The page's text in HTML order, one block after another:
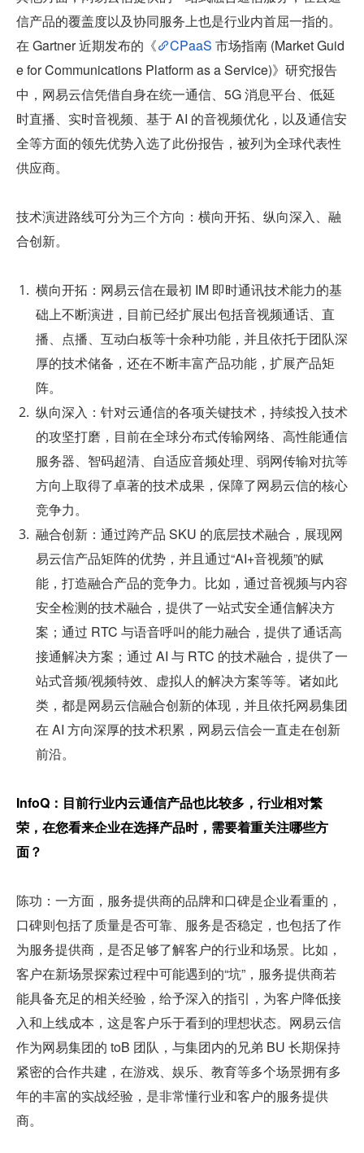
信产品的覆盖度以及协同服务上也是行业内首屈一指的。
在 Gartner 近期发布的《
CPaaS 市场指南 (Market Guid
e for Communications Platform as a Service)》研究报告
中，网易云信凭借自身在统一通信、5G 消息平台、低延
时直播、实时音视频、基于 AI 的音视频优化，以及通信安
全等方面的领先优势入选了此份报告，被列为全球代表性
供应商。
技术演进路线可分为三个方向：横向开拓、纵向深入、融
合创新。
横向开拓：网易云信在最初 IM 即时通讯技术能力的基
础上不断演进，目前已经扩展出包括音视频通话、直
播、点播、互动白板等十余种功能，并且依托于团队深
厚的技术储备，还在不断丰富产品功能，扩展产品矩
阵。
纵向深入：针对云通信的各项关键技术，持续投入技术
的攻坚打磨，目前在全球分布式传输网络、高性能通信
服务器、智码超清、自适应音频处理、弱网传输对抗等
方向上取得了卓著的技术成果，保障了网易云信的核心
竞争力。
融合创新：通过跨产品 SKU 的底层技术融合，展现网
易云信产品矩阵的优势，并且通过“AI+音视频”的赋
能，打造融合产品的竞争力。比如，通过音视频与内容
安全检测的技术融合，提供了一站式安全通信解决方
案；通过 RTC 与语音呼叫的能力融合，提供了通话高
接通解决方案；通过 AI 与 RTC 的技术融合，提供了一
站式音频/视频特效、虚拟人的解决方案等等。诸如此
类，都是网易云信融合创新的体现，并且依托网易集团
在 AI 方向深厚的技术积累，网易云信会一直走在创新
前沿。
InfoQ：目前行业内云通信产品也比较多，行业相对繁
荣，在您看来企业在选择产品时，需要着重关注哪些方
面？
陈功：一方面，服务提供商的品牌和口碑是企业看重的，
口碑则包括了质量是否可靠、服务是否稳定，也包括了作
为服务提供商，是否足够了解客户的行业和场景。比如，
客户在新场景探索过程中可能遇到的“坑”，服务提供商若
能具备充足的相关经验，给予深入的指引，为客户降低接
入和上线成本，这是客户乐于看到的理想状态。网易云信
作为网易集团的 toB 团队，与集团内的兄弟 BU 长期保持
紧密的合作共建，在游戏、娱乐、教育等多个场景拥有多
年的丰富的实战经验，是非常懂行业和客户的服务提供
商。